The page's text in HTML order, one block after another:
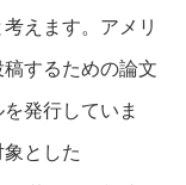
えます。アメリ
するための論文
発行していま
とした